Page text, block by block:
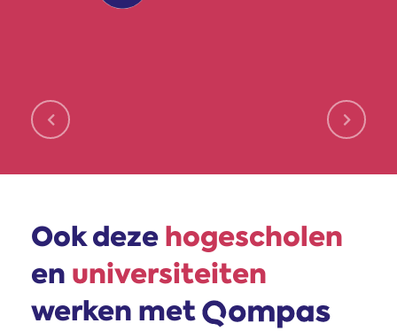
Volgende testimonial Vorige
Ook dezehogescholen
en universiteiten
werken met